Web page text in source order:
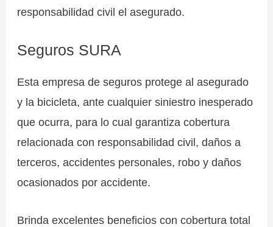
responsabilidad civil el asegurado.
Seguros SURA
Esta empresa de seguros protege al asegurado
y la bicicleta, ante cualquier siniestro inesperado
que ocurra, para lo cual garantiza cobertura
relacionada con responsabilidad civil, daños a
terceros, accidentes personales, robo y daños
ocasionados por accidente.
Brinda excelentes beneficios con cobertura total